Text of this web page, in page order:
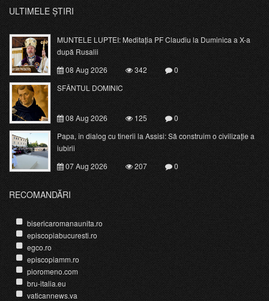
ULTIMELE ȘTIRI
MUNTELE LUPTEI: Meditația PF Claudiu la Duminica a X-a
după Rusalii
08 Aug 2026
342
0
SFÂNTUL DOMINIC
08 Aug 2026 125
0
Papa, în dialog cu tinerii la Assisi: Să construim o civilizație a
iubirii
07 Aug 2026
207 0
RECOMANDĂRI
bisericaromanaunita.ro
episcopiabucuresti.ro
egco.ro
episcopiamm.ro
pioromeno.com
bru-italia.eu
vaticannews.va